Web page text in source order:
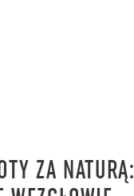
ZA NATURĄ: